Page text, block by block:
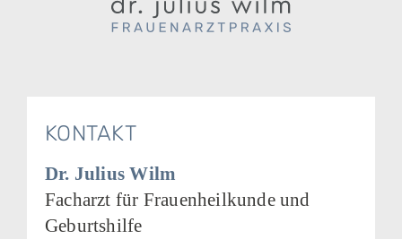
KONTAKT
Dr. Julius Wilm
Facharzt für Frauenheilkunde und
Geburtshilfe